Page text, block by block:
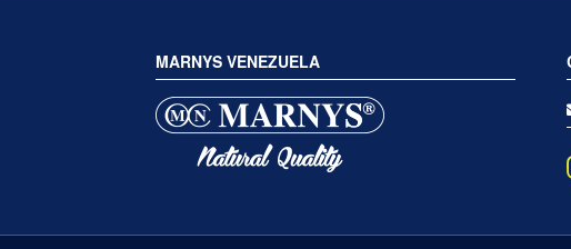
MARNYS VENEZUELA